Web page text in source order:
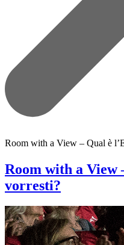
Room with a View – Qual è
Room with a View
vorresti?